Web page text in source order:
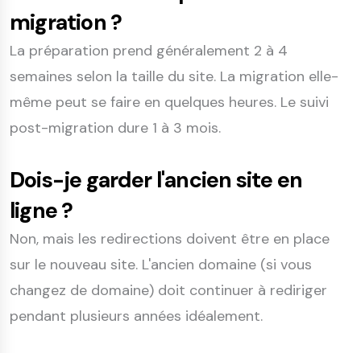
migration ?
La préparation prend généralement 2 à 4
semaines selon la taille du site. La migration elle-
même peut se faire en quelques heures. Le suivi
post-migration dure 1 à 3 mois.
Dois-je garder l'ancien site en
ligne ?
Non, mais les redirections doivent être en place
sur le nouveau site. L'ancien domaine (si vous
changez de domaine) doit continuer à rediriger
pendant plusieurs années idéalement.